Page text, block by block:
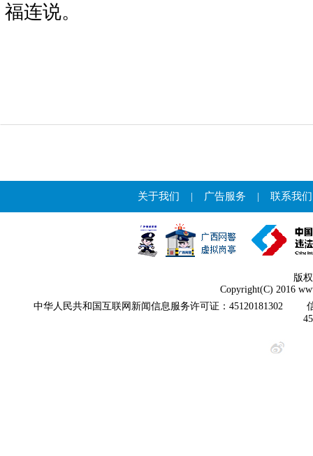
福连说。
关于我们 | 广告服务 | 联系我们
版
Copyright(C) 2016
中华人民共和国互联网新闻信息服务许可证：45120181302